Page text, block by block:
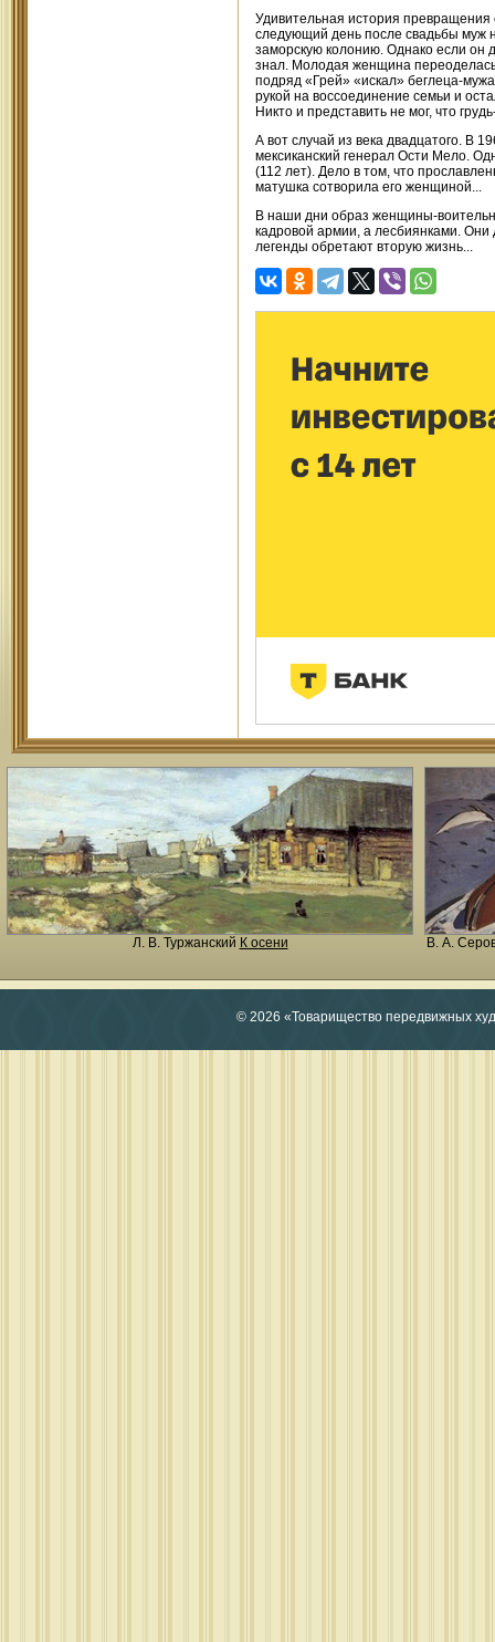
Удивительная история
следующий день после свадьбы муж
заморскую колонию. Однако если он
знал. Молодая женщина
подряд «Грей» «искал» беглеца-
рукой на воссоединение семьи и
Никто и представить не мог, что
А вот случай из века двадцатого. В
мексиканский генерал Ости Мело.
(112 лет). Дело в том, что
матушка сотворила его женщиной...
В наши дни образ женщины-
кадровой армии, а лесбиянками.
легенды обретают вторую жизнь...
Л. В. Туржанский К осени В. А.
© 2026 «Товарищество передвижных